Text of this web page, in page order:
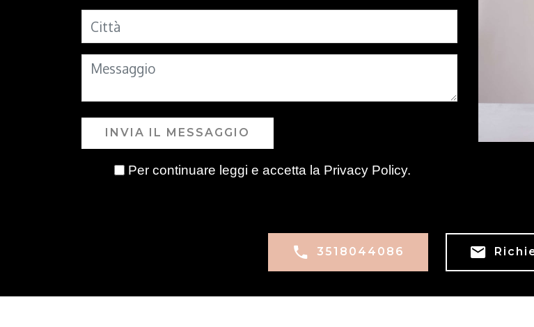
INVIA IL MESSAGGIO
Per continuare leggi e accetta la Privacy Policy.
3518044086